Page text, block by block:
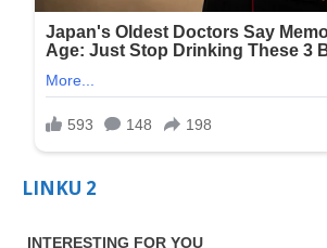
LINKU 2